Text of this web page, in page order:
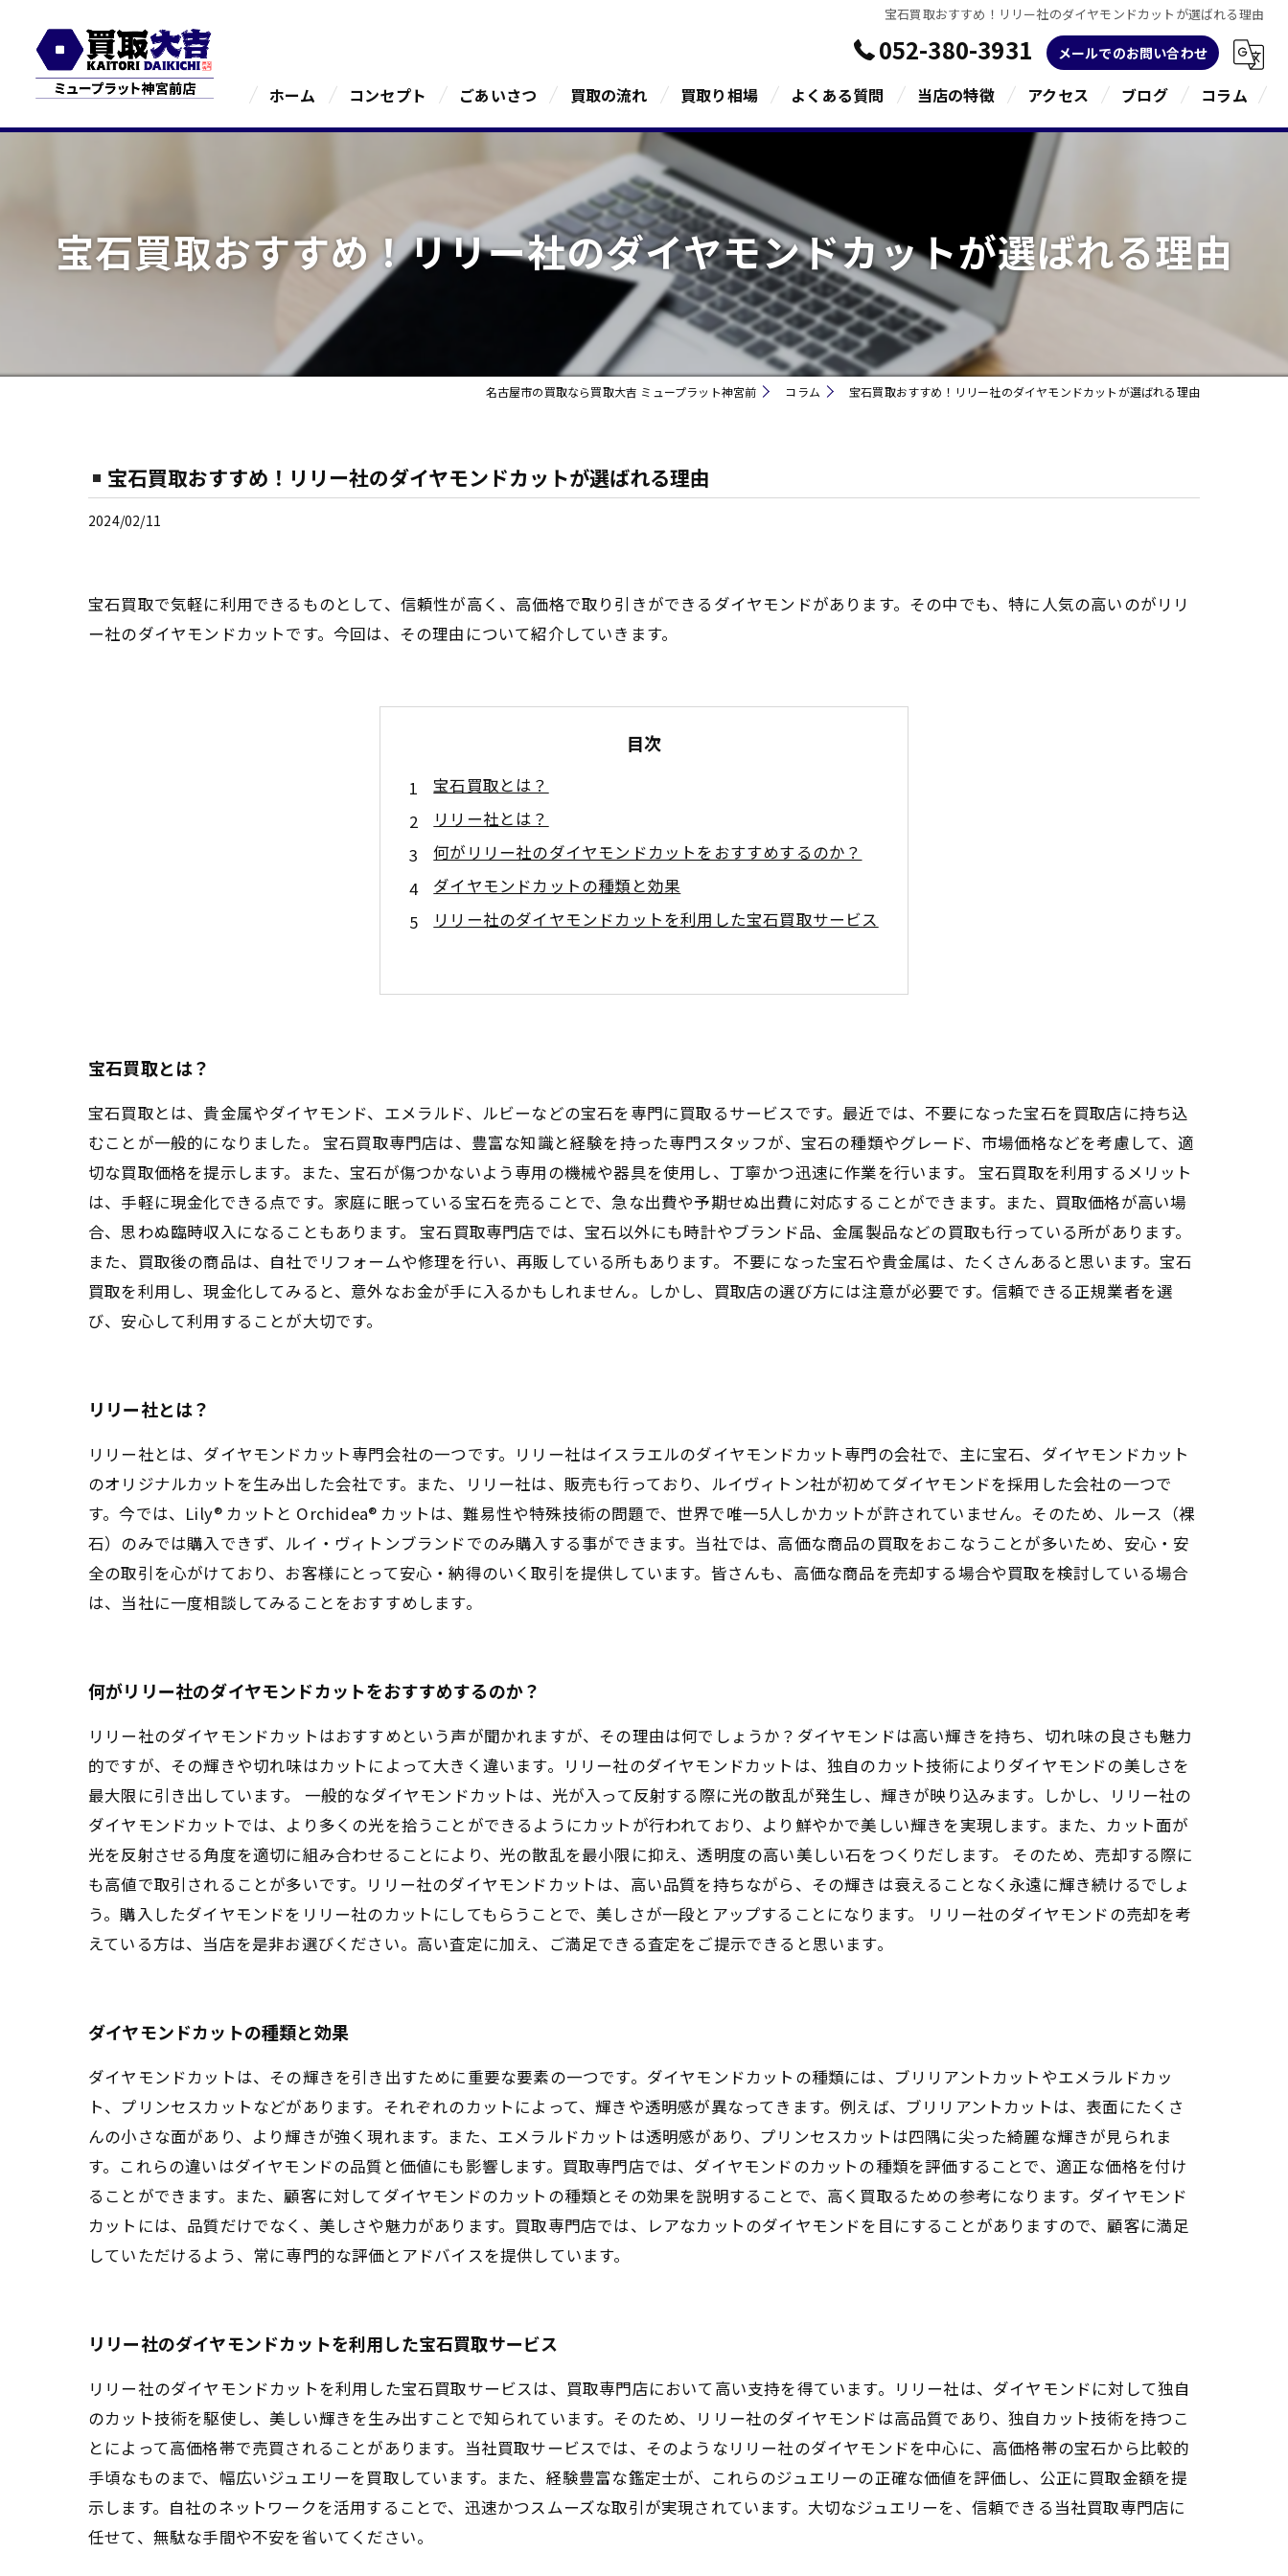
宝石買取おすすめ！リリー社のダイヤモンドカットが選ばれる理由
052-380-3931 メールでのお問い合わせ
ホーム コンセプト ごあいさつ 買取の流れ 買取り相場 よくある質問 当店の特徴
宝石
貴金属
指輪
アクセス ブログ コラム
宝石買取おすすめ！リリー社のダイヤモンドカットが選ばれる理由
名古屋市の買取なら買取大吉 ミュープラット神宮前 コラム 宝石買取おすすめ！リリー社のダイヤモンドカットが選ばれる理由
宝石買取おすすめ！リリー社のダイヤモンドカットが選ばれる理由
2024/02/11
宝石買取で気軽に利用できるものとして、信頼性が高く、高価格で取り引きができるダイヤモンドがあります。その中でも、特に人気の高いのがリリ
ー社のダイヤモンドカットです。今回は、その理由について紹介していきます。
目次
宝石買取とは？
リリー社とは？
何がリリー社のダイヤモンドカットをおすすめするのか？
ダイヤモンドカットの種類と効果
リリー社のダイヤモンドカットを利用した宝石買取サービス
宝石買取とは？
宝石買取とは、貴金属やダイヤモンド、エメラルド、ルビーなどの宝石を専門に買取るサービスです。最近では、不要になった宝石を買取店に持ち込
むことが一般的になりました。 宝石買取専門店は、豊富な知識と経験を持った専門スタッフが、宝石の種類やグレード、市場価格などを考慮して、適
切な買取価格を提示します。また、宝石が傷つかないよう専用の機械や器具を使用し、丁寧かつ迅速に作業を行います。 宝石買取を利用するメリット
は、手軽に現金化できる点です。家庭に眠っている宝石を売ることで、急な出費や予期せぬ出費に対応することができます。また、買取価格が高い場
合、思わぬ臨時収入になることもあります。 宝石買取専門店では、宝石以外にも時計やブランド品、金属製品などの買取も行っている所があります。
また、買取後の商品は、自社でリフォームや修理を行い、再販している所もあります。 不要になった宝石や貴金属は、たくさんあると思います。宝石
買取を利用し、現金化してみると、意外なお金が手に入るかもしれません。しかし、買取店の選び方には注意が必要です。信頼できる正規業者を選
び、安心して利用することが大切です。
リリー社とは？
リリー社とは、ダイヤモンドカット専門会社の一つです。リリー社はイスラエルのダイヤモンドカット専門の会社で、主に宝石、ダイヤモンドカット
のオリジナルカットを生み出した会社です。また、リリー社は、販売も行っており、ルイヴィトン社が初めてダイヤモンドを採用した会社の一つで
す。今では、Lily® カットと Orchidea® カットは、難易性や特殊技術の問題で、世界で唯一5人しかカットが許されていません。そのため、ルース（裸
石）のみでは購入できず、ルイ・ヴィトンブランドでのみ購入する事ができます。当社では、高価な商品の買取をおこなうことが多いため、安心・安
全の取引を心がけており、お客様にとって安心・納得のいく取引を提供しています。皆さんも、高価な商品を売却する場合や買取を検討している場合
は、当社に一度相談してみることをおすすめします。
何がリリー社のダイヤモンドカットをおすすめするのか？
リリー社のダイヤモンドカットはおすすめという声が聞かれますが、その理由は何でしょうか？ダイヤモンドは高い輝きを持ち、切れ味の良さも魅力
的ですが、その輝きや切れ味はカットによって大きく違います。リリー社のダイヤモンドカットは、独自のカット技術によりダイヤモンドの美しさを
最大限に引き出しています。 一般的なダイヤモンドカットは、光が入って反射する際に光の散乱が発生し、輝きが映り込みます。しかし、リリー社の
ダイヤモンドカットでは、より多くの光を拾うことができるようにカットが行われており、より鮮やかで美しい輝きを実現します。また、カット面が
光を反射させる角度を適切に組み合わせることにより、光の散乱を最小限に抑え、透明度の高い美しい石をつくりだします。 そのため、売却する際に
も高値で取引されることが多いです。リリー社のダイヤモンドカットは、高い品質を持ちながら、その輝きは衰えることなく永遠に輝き続けるでしょ
う。購入したダイヤモンドをリリー社のカットにしてもらうことで、美しさが一段とアップすることになります。 リリー社のダイヤモンドの売却を考
えている方は、当店を是非お選びください。高い査定に加え、ご満足できる査定をご提示できると思います。
ダイヤモンドカットの種類と効果
ダイヤモンドカットは、その輝きを引き出すために重要な要素の一つです。ダイヤモンドカットの種類には、ブリリアントカットやエメラルドカッ
ト、プリンセスカットなどがあります。それぞれのカットによって、輝きや透明感が異なってきます。例えば、ブリリアントカットは、表面にたくさ
んの小さな面があり、より輝きが強く現れます。また、エメラルドカットは透明感があり、プリンセスカットは四隅に尖った綺麗な輝きが見られま
す。これらの違いはダイヤモンドの品質と価値にも影響します。買取専門店では、ダイヤモンドのカットの種類を評価することで、適正な価格を付け
ることができます。また、顧客に対してダイヤモンドのカットの種類とその効果を説明することで、高く買取るための参考になります。ダイヤモンド
カットには、品質だけでなく、美しさや魅力があります。買取専門店では、レアなカットのダイヤモンドを目にすることがありますので、顧客に満足
していただけるよう、常に専門的な評価とアドバイスを提供しています。
リリー社のダイヤモンドカットを利用した宝石買取サービス
リリー社のダイヤモンドカットを利用した宝石買取サービスは、買取専門店において高い支持を得ています。リリー社は、ダイヤモンドに対して独自
のカット技術を駆使し、美しい輝きを生み出すことで知られています。そのため、リリー社のダイヤモンドは高品質であり、独自カット技術を持つこ
とによって高価格帯で売買されることがあります。当社買取サービスでは、そのようなリリー社のダイヤモンドを中心に、高価格帯の宝石から比較的
手頃なものまで、幅広いジュエリーを買取しています。また、経験豊富な鑑定士が、これらのジュエリーの正確な価値を評価し、公正に買取金額を提
示します。自社のネットワークを活用することで、迅速かつスムーズな取引が実現されています。大切なジュエリーを、信頼できる当社買取専門店に
任せて、無駄な手間や不安を省いてください。